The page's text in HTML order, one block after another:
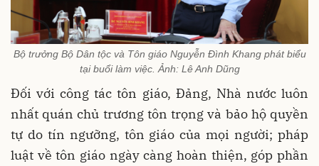
Bộ trưởng Bộ Dân tộc và Tôn giáo Nguyễn Đình Khang phát biểu
tại buổi làm việc. Ảnh: Lê Anh Dũng
Đối với công tác tôn giáo, Đảng, Nhà nước luôn
nhất quán chủ trương tôn trọng và bảo hộ quyền
tự do tín ngưỡng, tôn giáo của mọi người; pháp
luật về tôn giáo ngày càng hoàn thiện, góp phần